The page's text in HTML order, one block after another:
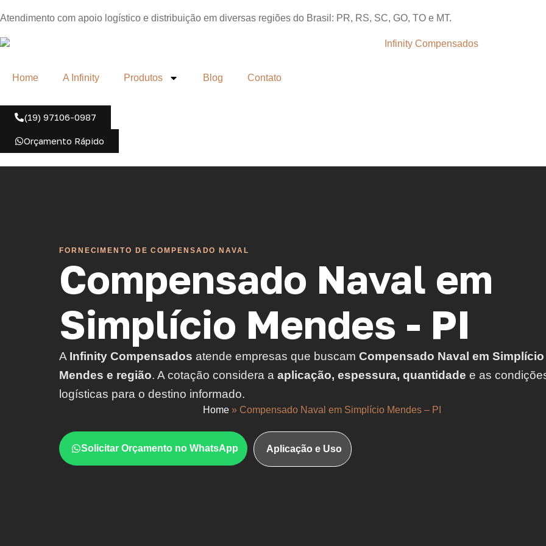
Atendimento com apoio logístico e distribuição em diversas regiões do Brasil: PR, RS, SC, GO, TO e MT.
Home A Infinity Produtos Blog Contato
(19) 97106-0987
Orçamento Rápido
FORNECIMENTO DE COMPENSADO NAVAL
Compensado Naval em
Simplício Mendes - PI
A Infinity Compensados atende empresas que buscam Compensado Naval em Simplício
Mendes e região. A cotação considera a aplicação, espessura, quantidade e as
logísticas para o destino informado.
Home» Compensado Naval em Simplício Mendes – PI
Solicitar Orçamento no WhatsApp Aplicação e Uso